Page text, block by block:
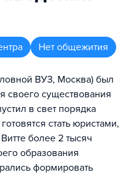
Нет общежития
ВУЗ, Москва) был
своего существования
в свет порядка
стать юристами,
более 2 тысяч
образования
формировать